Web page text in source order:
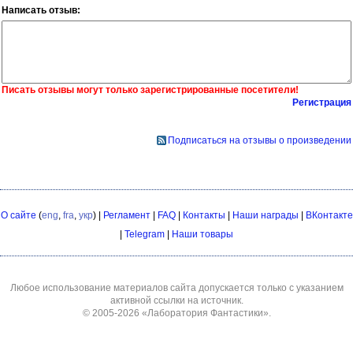
Написать отзыв:
Писать отзывы могут только зарегистрированные посетители!
Регистрация
Подписаться на отзывы о произведении
О сайте (eng fra укр) | Регламент| FAQ| Контакты | Наши награды | ВКонтакте
| Telegram | Наши товары
Любое использование материалов сайта допускается только с указанием
активной ссылки на источник.
© 2005-2026 «Лаборатория Фантастики»